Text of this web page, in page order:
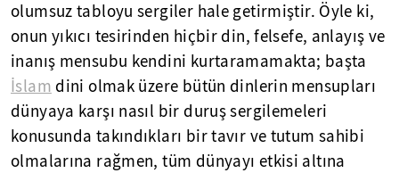
olumsuz tabloyu sergiler hale getirmiştir. Öyle ki,
onun yıkıcı tesirinden hiçbir din, felsefe, anlayış ve
inanış mensubu kendini kurtaramamakta; başta
İslam dini olmak üzere bütün dinlerin mensupları
dünyaya karşı nasıl bir duruş sergilemeleri
konusunda takındıkları bir tavır ve tutum sahibi
olmalarına rağmen, tüm dünyayı etkisi altına